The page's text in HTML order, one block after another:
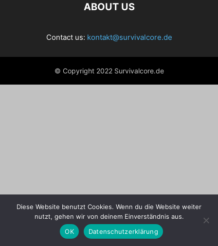
ABOUT US
Contact us: kontakt@survivalcore.de
© Copyright 2022 Survivalcore.de
Diese Website benutzt Cookies. Wenn du die Website weiter
nutzt, gehen wir von deinem Einverständnis aus.
OK
Datenschutzerklärung